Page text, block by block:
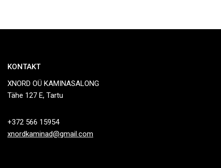
KONTAKT
XNORD OÜ KAMINASALONG
Tähe 127 E, Tartu
+372 566 15954
xnordkaminad@gmail.com